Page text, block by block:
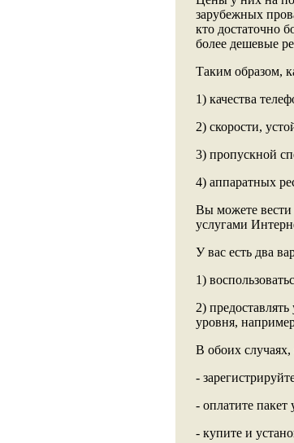
зарубежных
кто достаточно
более дешевые
Таким образом,
1) качества
2) скорости,
3) пропускной
4) аппаратных
Вы можете вести
услугами
У вас есть два
1)
2)
уровня,
В обоих
-
- оплатите
- купите и